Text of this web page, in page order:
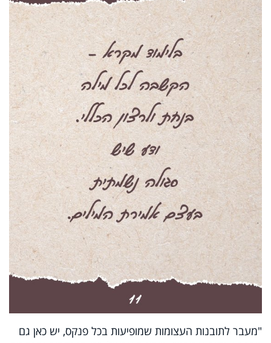
"מעבר לתובנות העצומות שמופיעות בכל פנקס, יש כאן גם